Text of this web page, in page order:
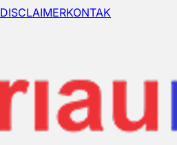
DISCLAIMERKONTAK